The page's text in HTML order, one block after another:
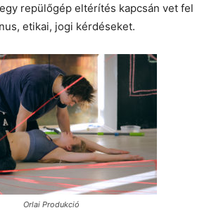
repülőgép eltérítés kapcsán vet fel
etikai, jogi kérdéseket.
Orlai Produkció